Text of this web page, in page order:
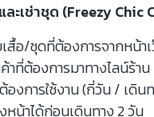
ละเช่าชุด (Freezy Chic
สื้อ/ชุดที่ต้องการจากหน้า
าที่ต้องการมาทางไลน์ร้าน
งการใช้งาน (กี่วัน / เดิน
หน้าได้ก่อนเดินทาง 2 วัน